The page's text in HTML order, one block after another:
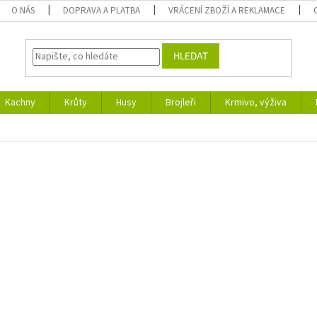
O NÁS DOPRAVA A PLATBA VRÁCENÍ ZBOŽÍ A REKLAMACE
HLEDAT
Kachny Krůty Husy Brojleři Krmivo, výživa